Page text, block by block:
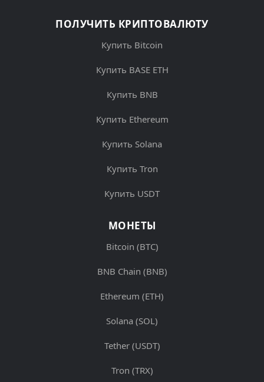
ПОЛУЧИТЬ КРИПТОВАЛЮТУ
Купить Bitcoin
Купить BASE ETH
Купить BNB
Купить Ethereum
Купить Solana
Купить Tron
Купить USDT
МОНЕТЫ
Bitcoin (BTC)
BNB Chain (BNB)
Ethereum (ETH)
Solana (SOL)
Tether (USDT)
Tron (TRX)